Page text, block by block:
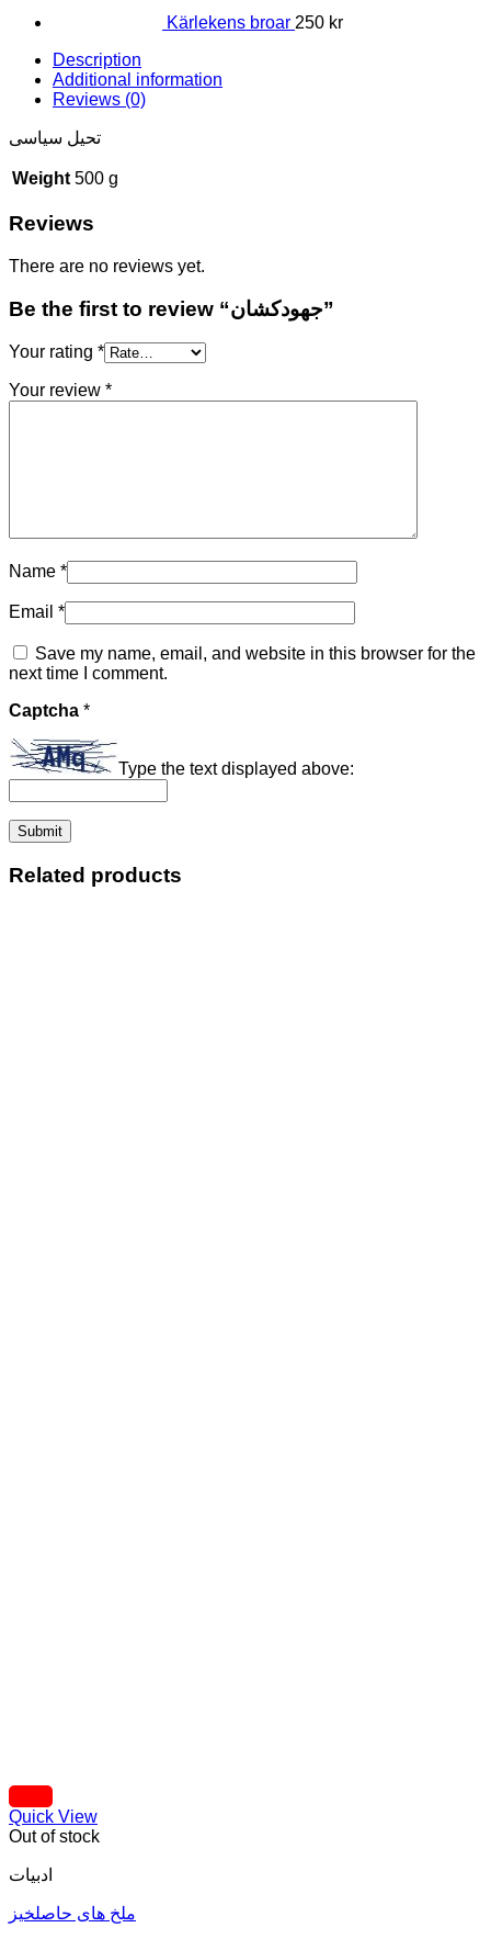
Kärlekens broar 250 kr
Description
Additional information
Reviews (0)
تحیل سیاسی
Weight 500 g
Reviews
There are no reviews yet.
Be the first to review “جهودکشان”
Your rating *
Your review *
Name *
Email *
Save my name, email, and website in this browser for the
next time I comment.
Captcha *
Type the text displayed above:
Related products
Quick View
Out of stock
ادبیات
ملخ های حاصلخیز